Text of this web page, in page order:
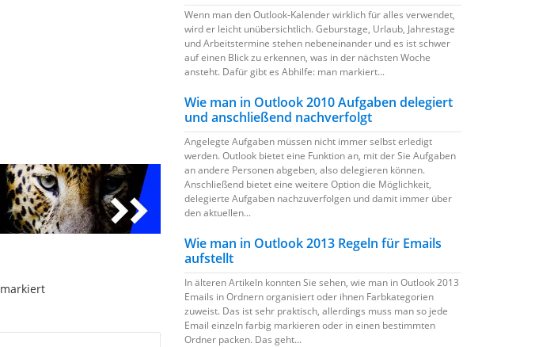
markiert
Wenn man den Outlook-Kalender wirklich für alles verwendet,
wird er leicht unübersichtlich. Geburstage, Urlaub, Jahrestage
und Arbeitstermine stehen nebeneinander und es ist schwer
auf einen Blick zu erkennen, was in der nächsten Woche
ansteht. Dafür gibt es Abhilfe: man markiert...
Wie man in Outlook 2010 Aufgaben delegiert
und anschließend nachverfolgt
Angelegte Aufgaben müssen nicht immer selbst erledigt
werden. Outlook bietet eine Funktion an, mit der Sie Aufgaben
an andere Personen abgeben, also delegieren können.
Anschließend bietet eine weitere Option die Möglichkeit,
delegierte Aufgaben nachzuverfolgen und damit immer über
den aktuellen...
Wie man in Outlook 2013 Regeln für Emails
aufstellt
In älteren Artikeln konnten Sie sehen, wie man in Outlook 2013
Emails in Ordnern organisiert oder ihnen Farbkategorien
zuweist. Das ist sehr praktisch, allerdings muss man so jede
Email einzeln farbig markieren oder in einen bestimmten
Ordner packen. Das geht...